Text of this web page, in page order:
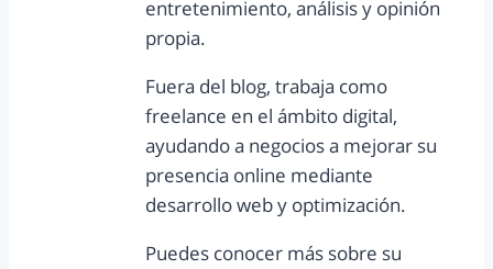
entretenimiento, análisis y opinión
propia.
Fuera del blog, trabaja como
freelance en el ámbito digital,
ayudando a negocios a mejorar su
presencia online mediante
desarrollo web y optimización.
Puedes conocer más sobre su